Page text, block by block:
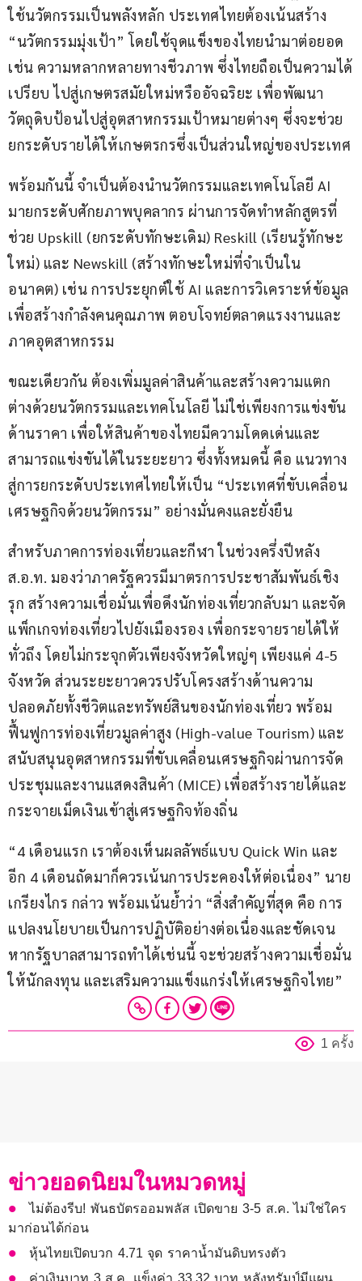
ใช้นวัตกรรมเป็นพลังหลัก ประเทศไทยต้องเน้นสร้าง
“นวัตกรรมมุ่งเป้า” โดยใช้จุดแข็งของไทยนำมาต่อยอด
เช่น ความหลากหลายทางชีวภาพ ซึ่งไทยถือเป็นความได้
เปรียบ ไปสู่เกษตรสมัยใหม่หรืออัจฉริยะ เพื่อพัฒนา
วัตถุดิบป้อนไปสู่อุตสาหกรรมเป้าหมายต่างๆ ซึ่งจะช่วย
ยกระดับรายได้ให้เกษตรกรซึ่งเป็นส่วนใหญ่ของประเทศ
พร้อมกันนี้ จำเป็นต้องนำนวัตกรรมและเทคโนโลยี AI
มายกระดับศักยภาพบุคลากร ผ่านการจัดทำหลักสูตรที่
ช่วย Upskill (ยกระดับทักษะเดิม) Reskill (เรียนรู้ทักษะ
ใหม่) และ Newskill (สร้างทักษะใหม่ที่จำเป็นใน
อนาคต) เช่น การประยุกต์ใช้ AI และการวิเคราะห์ข้อมูล
เพื่อสร้างกำลังคนคุณภาพ ตอบโจทย์ตลาดแรงงานและ
ภาคอุตสาหกรรม
ขณะเดียวกัน ต้องเพิ่มมูลค่าสินค้าและสร้างความแตก
ต่างด้วยนวัตกรรมและเทคโนโลยี ไม่ใช่เพียงการแข่งขัน
ด้านราคา เพื่อให้สินค้าของไทยมีความโดดเด่นและ
สามารถแข่งขันได้ในระยะยาว ซึ่งทั้งหมดนี้ คือ แนวทาง
สู่การยกระดับประเทศไทยให้เป็น “ประเทศที่ขับเคลื่อน
เศรษฐกิจด้วยนวัตกรรม” อย่างมั่นคงและยั่งยืน
สำหรับภาคการท่องเที่ยวและกีฬา ในช่วงครึ่งปีหลัง
ส.อ.ท. มองว่าภาครัฐควรมีมาตรการประชาสัมพันธ์เชิง
รุก สร้างความเชื่อมั่นเพื่อดึงนักท่องเที่ยวกลับมา และจัด
แพ็กเกจท่องเที่ยวไปยังเมืองรอง เพื่อกระจายรายได้ให้
ทั่วถึง โดยไม่กระจุกตัวเพียงจังหวัดใหญ่ๆ เพียงแค่ 4-5
จังหวัด ส่วนระยะยาวควรปรับโครงสร้างด้านความ
ปลอดภัยทั้งชีวิตและทรัพย์สินของนักท่องเที่ยว พร้อม
ฟื้นฟูการท่องเที่ยวมูลค่าสูง (High-value Tourism) และ
สนับสนุนอุตสาหกรรมที่ขับเคลื่อนเศรษฐกิจผ่านการจัด
ประชุมและงานแสดงสินค้า (MICE) เพื่อสร้างรายได้และ
กระจายเม็ดเงินเข้าสู่เศรษฐกิจท้องถิ่น
“4 เดือนแรก เราต้องเห็นผลลัพธ์แบบ Quick Win และ
อีก 4 เดือนถัดมาก็ควรเน้นการประคองให้ต่อเนื่อง” นาย
เกรียงไกร กล่าว พร้อมเน้นย้ำว่า “สิ่งสำคัญที่สุด คือ การ
แปลงนโยบายเป็นการปฏิบัติอย่างต่อเนื่องและชัดเจน
หากรัฐบาลสามารถทำได้เช่นนี้ จะช่วยสร้างความเชื่อมั่น
ให้นักลงทุน และเสริมความแข็งแกร่งให้เศรษฐกิจไทย”
1 ครั้ง
ข่าวยอดนิยมในหมวดหมู่
ไม่ต้องรีบ! พันธบัตรออมพลัส เปิดขาย 3-5 ส.ค. ไม่ใช่ใคร
มาก่อนได้ก่อน
หุ้นไทยเปิดบวก 4.71 จุด ราคาน้ำมันดิบทรงตัว